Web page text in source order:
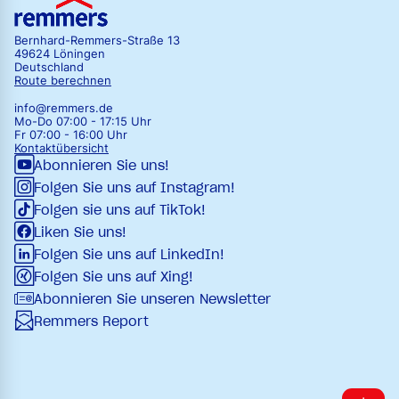
Bernhard-Remmers-Straße 13
49624 Löningen
Deutschland
Route berechnen
info@remmers.de
Mo-Do 07:00 - 17:15 Uhr
Fr 07:00 - 16:00 Uhr
Kontaktübersicht
Abonnieren Sie uns!
Folgen Sie uns auf Instagram!
Folgen sie uns auf TikTok!
Liken Sie uns!
Folgen Sie uns auf LinkedIn!
Folgen Sie uns auf Xing!
Abonnieren Sie unseren Newsletter
Remmers Report